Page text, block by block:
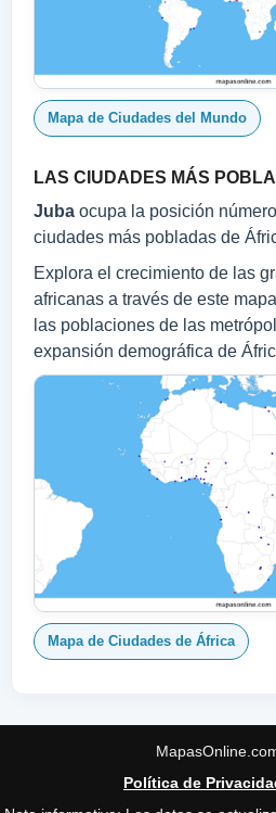
Mapa de Ciudades del Mundo
LAS CIUDADES MÁS
Juba ocupa la posición número
ciudades más pobladas de
Explora el crecimiento de las
africanas a través de este
las poblaciones de las
expansión demográfica de
Mapa de Ciudades de África
Política de